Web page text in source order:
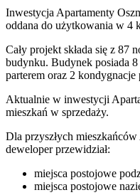
Inwestycja Apartamenty
oddana do użytkowania w 4
Cały projekt składa się z 87
budynku. Budynek posiada
parterem oraz 2 kondygnacje
Aktualnie w inwestycji
mieszkań w sprzedaży.
Dla przyszłych
deweloper przewidział:
miejsca postojowe
miejsca postojowe